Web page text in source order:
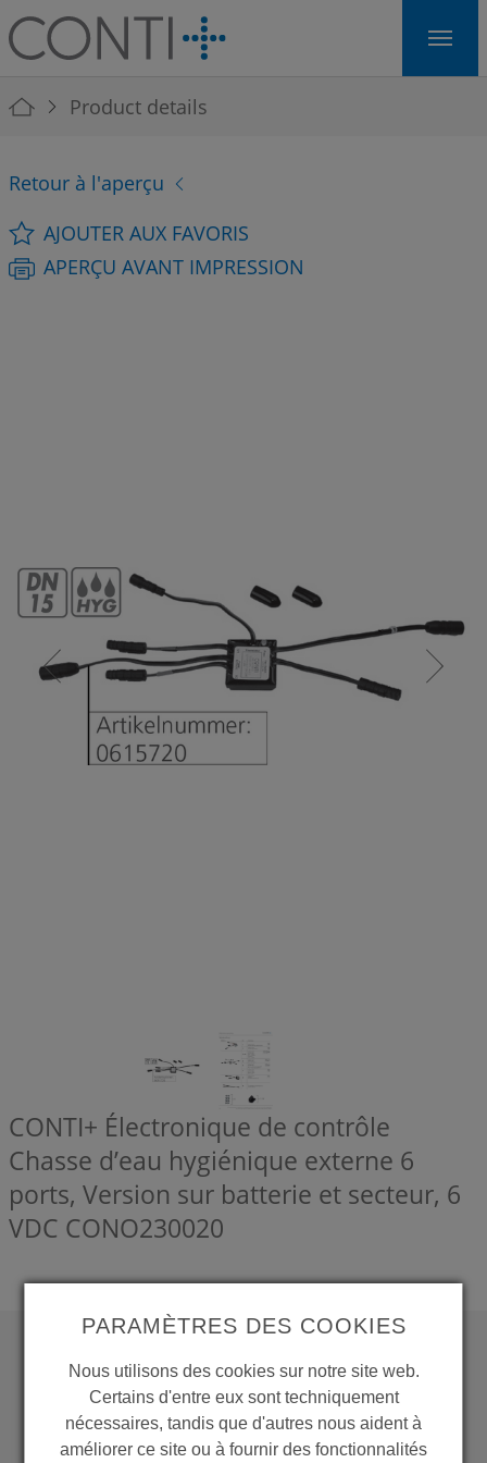
Skip to main navigation
Skip to main content
Skip to page footer
You are here:
Product details
Retour à l'aperçu
AJOUTER AUX FAVORIS
APERÇU AVANT IMPRESSION
CONTI+ Électronique de contrôle
Chasse d’eau hygiénique externe 6
ports, Version sur batterie et secteur, 6
VDC CONO230020
WANT TO SEE
MORE PRODUCTS?
PARAMÈTRES DES COOKIES
Nous utilisons des cookies sur notre site web.
Certains d'entre eux sont techniquement
nécessaires, tandis que d'autres nous aident à
améliorer ce site ou à fournir des fonctionnalités